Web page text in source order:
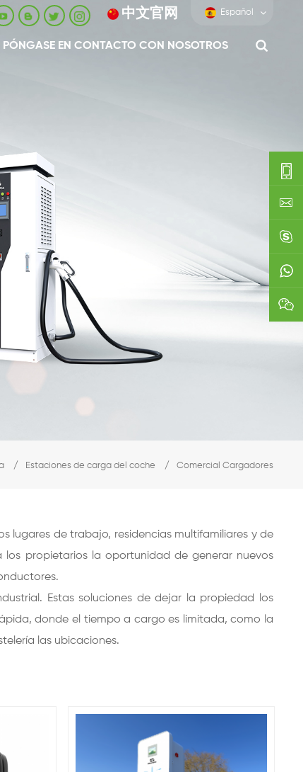
中文官网 Español
PÓNGASE EN CONTACTO CON NOSOTROS
/ Estaciones de carga del coche / Comercial Cargadores
lugares de trabajo, residencias multifamiliares y de
los propietarios la oportunidad de generar nuevos
Estas soluciones de dejar la propiedad los
donde el tiempo a cargo es limitada, como la
las ubicaciones.
0086-
0592-